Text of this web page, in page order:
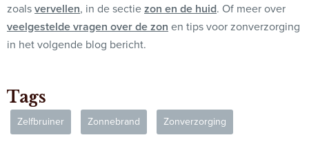
zoalsvervellen, in de sectiezon en de huid. Of meer over
veelgestelde vragen over de zon en tips voor zonverzorging
in het volgende blog bericht.
Tags
Zelfbruiner Zonnebrand Zonverzorging